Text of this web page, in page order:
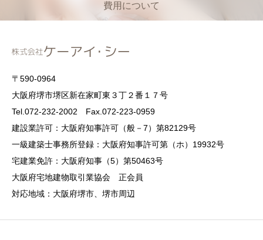
費用について
〒590-0964
大阪府堺市堺区新在家町東３丁２番１７号
Tel.072-232-2002 Fax.072-223-0959
建設業許可：大阪府知事許可（般－7）第82129号
一級建築士事務所登録：大阪府知事許可第（ホ）19932号
宅建業免許：大阪府知事（5）第50463号
大阪府宅地建物取引業協会 正会員
対応地域：大阪府堺市、堺市周辺